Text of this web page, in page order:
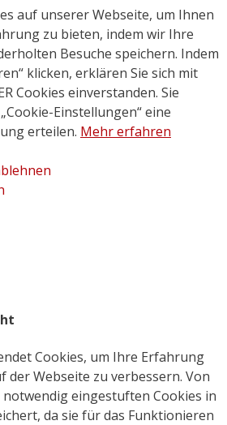
auf unserer Webseite, um Ihnen
zu bieten, indem wir Ihre
Besuche speichern. Indem
klicken, erklären Sie sich mit
Cookies einverstanden. Sie
Einstellungen“ eine
erteilen. Mehr erfahren
Cookies, um Ihre Erfahrung
der Webseite zu verbessern. Von
notwendig eingestuften Cookies in
da sie für das Funktionieren